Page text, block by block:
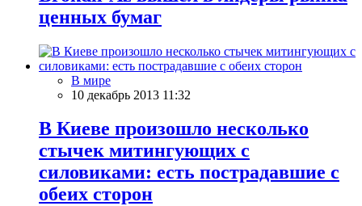
ценных бумаг
В мире
10 декабрь 2013 11:32
В Киеве произошло несколько
стычек митингующих с
силовиками: есть пострадавшие с
обеих сторон